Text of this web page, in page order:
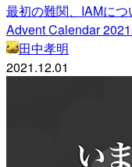
最初の難関、IAMに
Advent Calendar
田中孝明
2021.12.01